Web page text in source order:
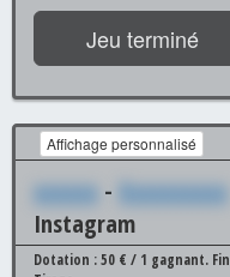
Jeu terminé
Affichage personnalisé
xxxxxx - Xxxxxxxxxx
Instagram
Dotation : 50 € / 1 gagnant.